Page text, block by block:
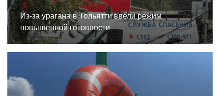
Из-за урагана в Тольятти ввели режим
повышенной готовности